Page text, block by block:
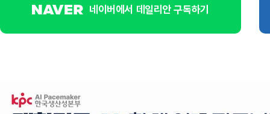
네이버에서 데일리안 구독하기